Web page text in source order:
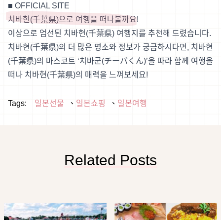
■ OFFICIAL SITE
치바현(千葉県)으로 여행을 떠나볼까요!
이상으로 엄선된 치바현(千葉県) 여행지를 추천해 드렸습니다.
치바현(千葉県)의 더 많은 명소와 정보가 궁금하시다면, 치바현
(千葉県)의 마스코트 ‘치바군(チーバくん)’을 따라 함께 여행을
떠나 치바현(千葉県)의 매력을 느껴보세요!
Tags: 일본선물 일본쇼핑 일본여행
Related Posts